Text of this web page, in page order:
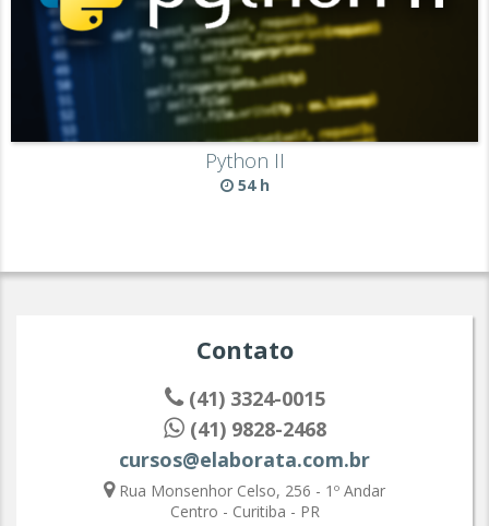
Python II
54 h
Contato
(41) 3324-0015
(41) 9828-2468
cursos@elaborata.com.br
Rua Monsenhor Celso, 256 - 1º Andar
Centro - Curitiba - PR